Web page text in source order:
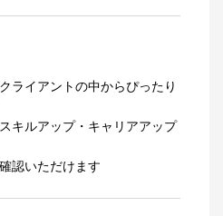
ライアントの中からぴったり
キルアップ・キャリアアップ
認いただけます